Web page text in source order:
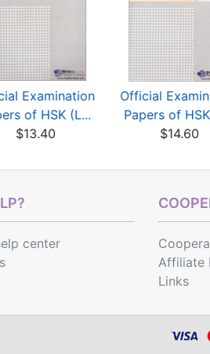
Examination
of HSK (L...
$13.40
Official
Papers of
$14.60
center
Affiliate
Links